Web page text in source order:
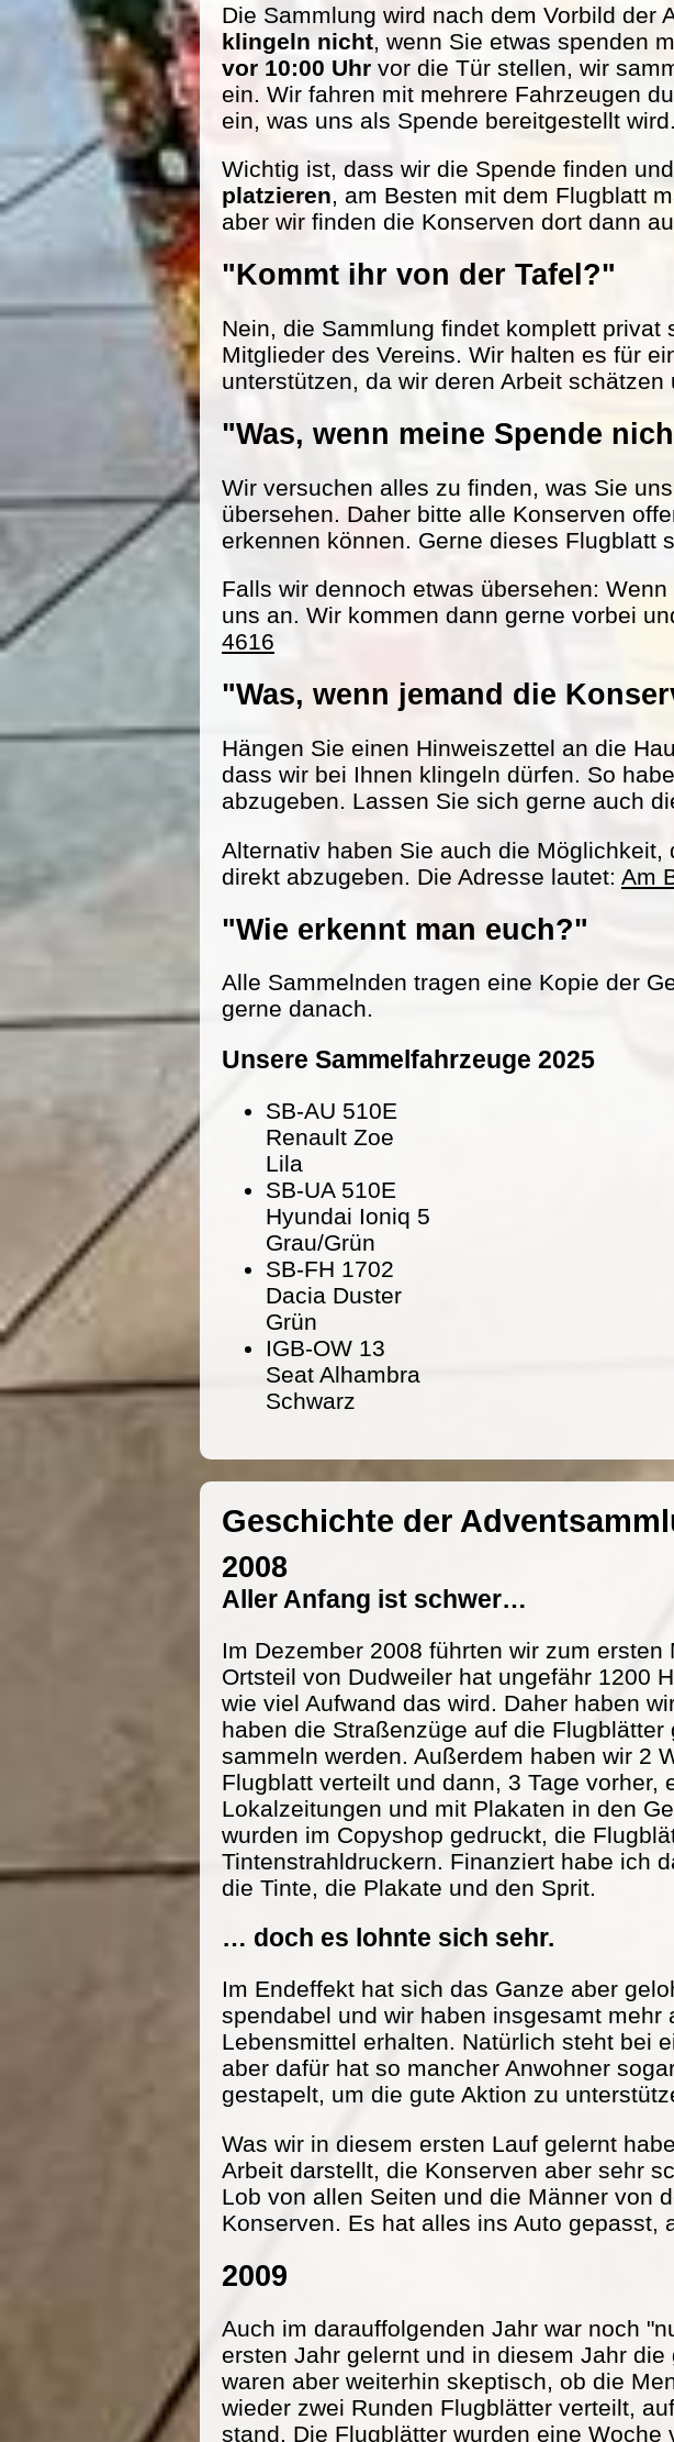
Die Sammlung wird nach dem Vorbild der
klingeln nicht , wenn Sie etwas spenden
vor 10:00 Uhr vor die Tür stellen, wir
ein. Wir fahren mit mehrere Fahrzeugen
ein, was uns als Spende bereitgestellt wird.
Wichtig ist, dass wir die Spende finden
platzieren, am Besten mit dem Flugblatt
aber wir finden die Konserven dort dann
"Kommt ihr von der Tafel?"
Nein, die Sammlung findet komplett
Mitglieder des Vereins. Wir halten es für
unterstützen, da wir deren Arbeit schätzen
"Was, wenn meine Spende
Wir versuchen alles zu finden, was Sie
übersehen. Daher bitte alle Konserven
erkennen können. Gerne dieses Flugblatt
Falls wir dennoch etwas übersehen:
uns an. Wir kommen dann gerne vorbei
4616
"Was, wenn jemand die
Hängen Sie einen Hinweiszettel an die
dass wir bei Ihnen klingeln dürfen. So
abzugeben. Lassen Sie sich gerne auch
Alternativ haben Sie auch die
direkt abzugeben. Die Adresse lautet: Am
"Wie erkennt man euch?"
Alle Sammelnden tragen eine Kopie der
gerne danach.
Unsere Sammelfahrzeuge 2025
SB-AU 510E
Renault Zoe
Lila
SB-UA 510E
Hyundai Ioniq 5
Grau/Grün
SB-FH 1702
Dacia Duster
Grün
IGB-OW 13
Seat Alhambra
Schwarz
Geschichte der
2008
Aller Anfang ist schwer…
Im Dezember 2008 führten wir zum
Ortsteil von Dudweiler hat ungefähr 1200
wie viel Aufwand das wird. Daher haben
haben die Straßenzüge auf die
sammeln werden. Außerdem haben wir 2
Flugblatt verteilt und dann, 3 Tage
Lokalzeitungen und mit Plakaten in den
wurden im Copyshop gedruckt, die
Tintenstrahldruckern. Finanziert habe ich
die Tinte, die Plakate und den Sprit.
… doch es lohnte sich sehr.
Im Endeffekt hat sich das Ganze aber
spendabel und wir haben insgesamt
Lebensmittel erhalten. Natürlich steht bei
aber dafür hat so mancher Anwohner
gestapelt, um die gute Aktion zu
Was wir in diesem ersten Lauf gelernt
Arbeit darstellt, die Konserven aber sehr
Lob von allen Seiten und die Männer von
Konserven. Es hat alles ins Auto gepasst,
2009
Auch im darauffolgenden Jahr war noch
ersten Jahr gelernt und in diesem Jahr
waren aber weiterhin skeptisch, ob die
wieder zwei Runden Flugblätter verteilt,
stand. Die Flugblätter wurden eine